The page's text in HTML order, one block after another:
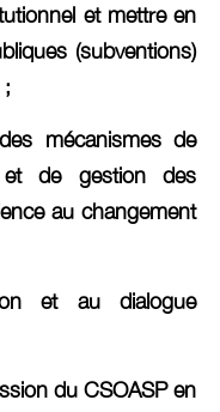
et mettre en
(subventions)
de
et de gestion des
au changement
et au dialogue
du CSOASP en